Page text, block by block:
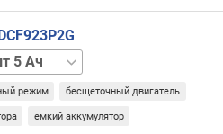
режим бесщеточный двигатель
емкий аккумулятор